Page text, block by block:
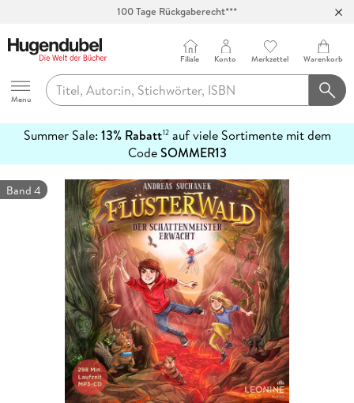
Hugendubel
Menu
Filiale Konto Merkzettel Warenkorb
Summer Sale: 13% Rabatt12auf viele Sortimente mit dem
CodeSOMMER13
erfahren
Band 4